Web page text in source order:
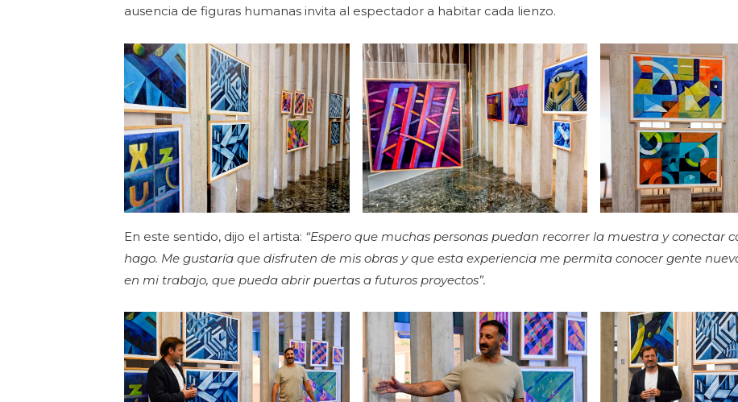
ausencia de figuras humanas invita al espectador a habitar cada lienzo.
En este sentido, dijo el artista: “Espero que muchas personas puedan recorrer la muestra y conectar
hago. Me gustaría que disfruten de mis obras y que esta experiencia me permita conocer gente
en mi trabajo, que pueda abrir puertas a futuros proyectos”.